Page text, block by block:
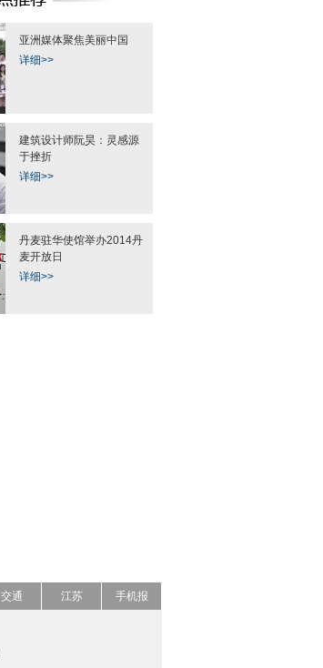
亚洲媒体聚焦美丽中国
详细>>
建筑设计师阮昊：灵感源
于挫折
详细>>
丹麦驻华使馆举办2014丹
麦开放日
详细>>
交通 江苏 手机报